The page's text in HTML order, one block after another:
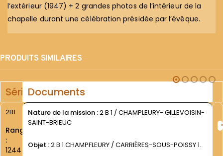
l’extérieur (1947) + 2 grandes photos de l’intérieur de la
chapelle durant une célébration présidée par l’évêque.
PRODUITS SIMILAIRES
SérieDocuments
2B1
Rang
:
1244
Nature de la mission :2 B 1 / CHAMPLEURY- GILLEVOISIN-
SAINT-BRIEUC
Objet :2 B 1 CHAMPFLEURY / CARRIÈRES-SOUS-POISSY 1.